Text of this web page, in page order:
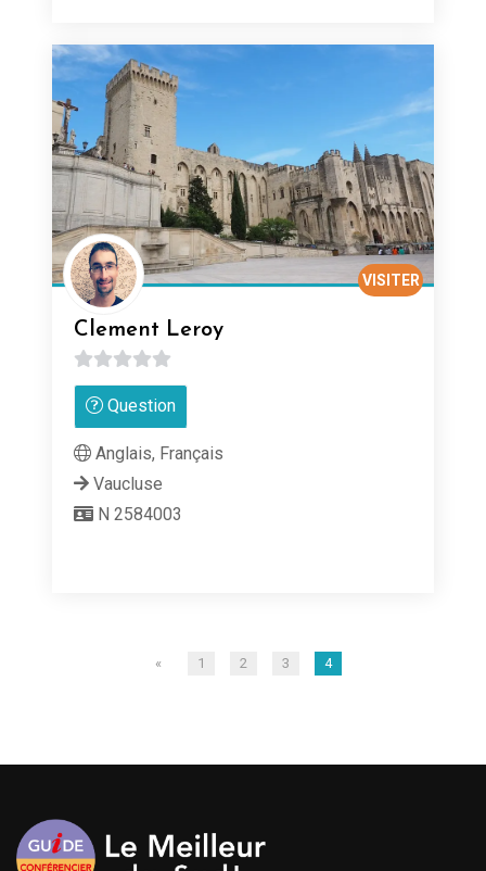
Clement Leroy
0
sur Question
VISITER
Anglais, Français
Vaucluse
N 2584003
« 1 2 3 4